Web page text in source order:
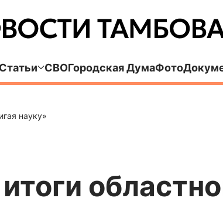
Статьи СВОГородская ДумаФото
науку»